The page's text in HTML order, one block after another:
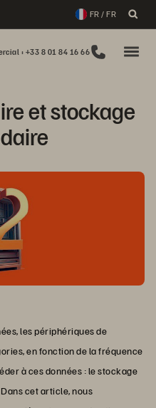
FR / FR
: +33 8 01 84 16 66
et stockage
les périphériques de
en fonction de la fréquence
à ces données : le stockage
cet article, nous